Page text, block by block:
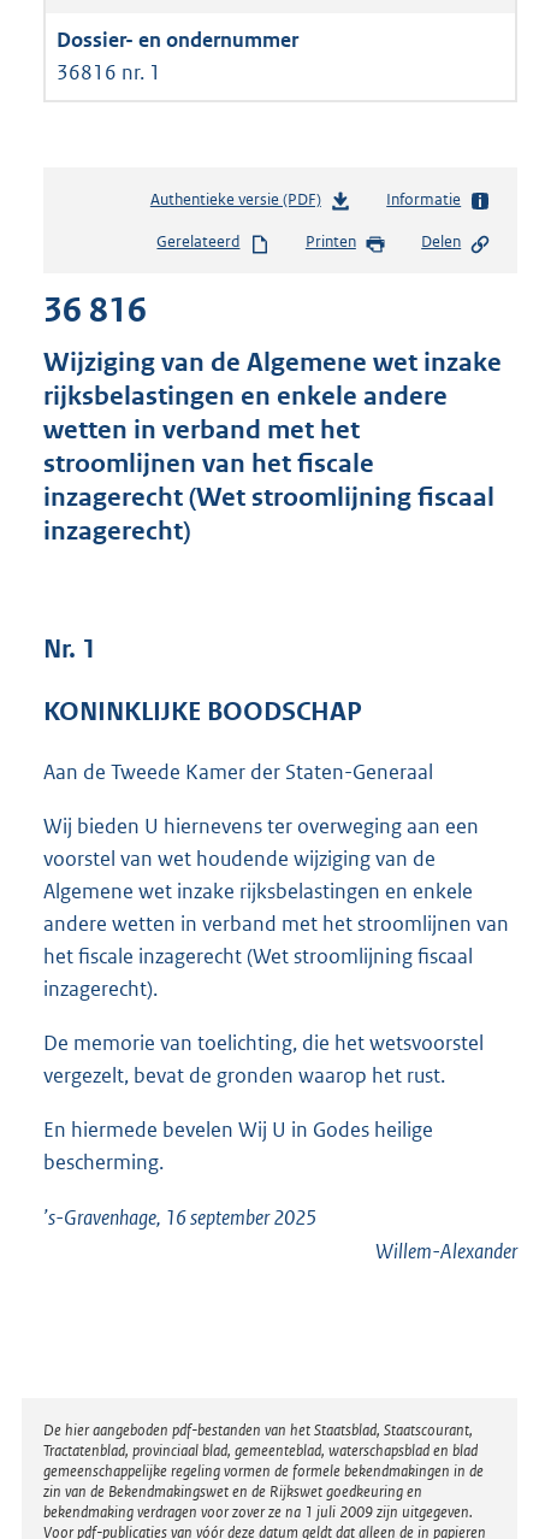
36816 nr. 1
Authentieke versie (PDF)b
s
s
g
r
o
t
Informatie
Gerelateerd Printen Delen
36 816
Wijziging van de Algemene wet inzake
rijksbelastingen en enkele andere
wetten in verband met het
stroomlijnen van het fiscale
inzagerecht (Wet stroomlijning fiscaal
inzagerecht)
Nr. 1
KONINKLIJKE BOODSCHAP
Aan de Tweede Kamer der Staten-Generaal
Wij bieden U hiernevens ter overweging aan een
voorstel van wet houdende wijziging van de
Algemene wet inzake rijksbelastingen en enkele
andere wetten in verband met het stroomlijnen van
het fiscale inzagerecht (Wet stroomlijning fiscaal
inzagerecht).
De memorie van toelichting, die het wetsvoorstel
vergezelt, bevat de gronden waarop het rust.
En hiermede bevelen Wij U in Godes heilige
bescherming.
’s-Gravenhage, 16 september 2025
Willem-Alexander
Disclaimer
De hier aangeboden pdf-bestanden van het Staatsblad, Staatscourant,
Tractatenblad, provinciaal blad, gemeenteblad, waterschapsblad en blad
gemeenschappelijke regeling vormen de formele bekendmakingen in de
zin van de Bekendmakingswet en de Rijkswet goedkeuring en
bekendmaking verdragen voor zover ze na 1 juli 2009 zijn uitgegeven.
Voor pdf-publicaties van vóór deze datum geldt dat alleen de in papieren